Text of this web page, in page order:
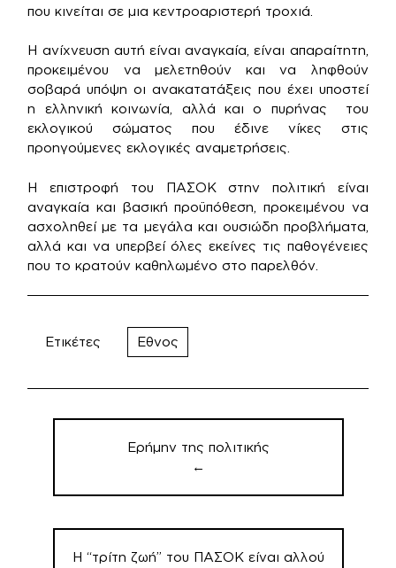
που κινείται σε μια κεντροαριστερή τροχιά.
Η ανίχνευση αυτή είναι αναγκαία, είναι απαραίτητη,
προκειμένου να μελετηθούν και να ληφθούν
σοβαρά υπόψη οι ανακατατάξεις που έχει υποστεί
η ελληνική κοινωνία, αλλά και ο πυρήνας του
εκλογικού σώματος που έδινε νίκες στις
προηγούμενες εκλογικές αναμετρήσεις.
Η επιστροφή του ΠΑΣΟΚ στην πολιτική είναι
αναγκαία και βασική προϋπόθεση, προκειμένου να
ασχοληθεί με τα μεγάλα και ουσιώδη προβλήματα,
αλλά και να υπερβεί όλες εκείνες τις παθογένειες
που το κρατούν καθηλωμένο στο παρελθόν.
Ετικέτες Εθνος
Πλοήγηση
Ερήμην της πολιτικής
←
Η “τρίτη ζωή” του ΠΑΣΟΚ είναι αλλού